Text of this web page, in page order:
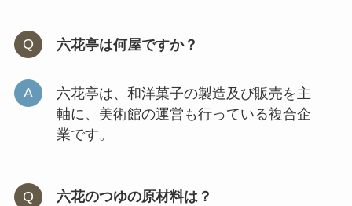
六花亭は何屋ですか？
六花亭は、和洋菓子の製造及び販売を主
軸に、美術館の運営も行っている複合企
業です。
六花のつゆの原材料は？